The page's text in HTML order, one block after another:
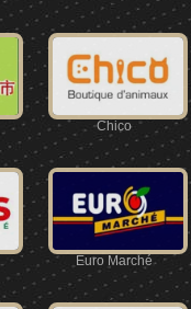
Chico
Euro Marché